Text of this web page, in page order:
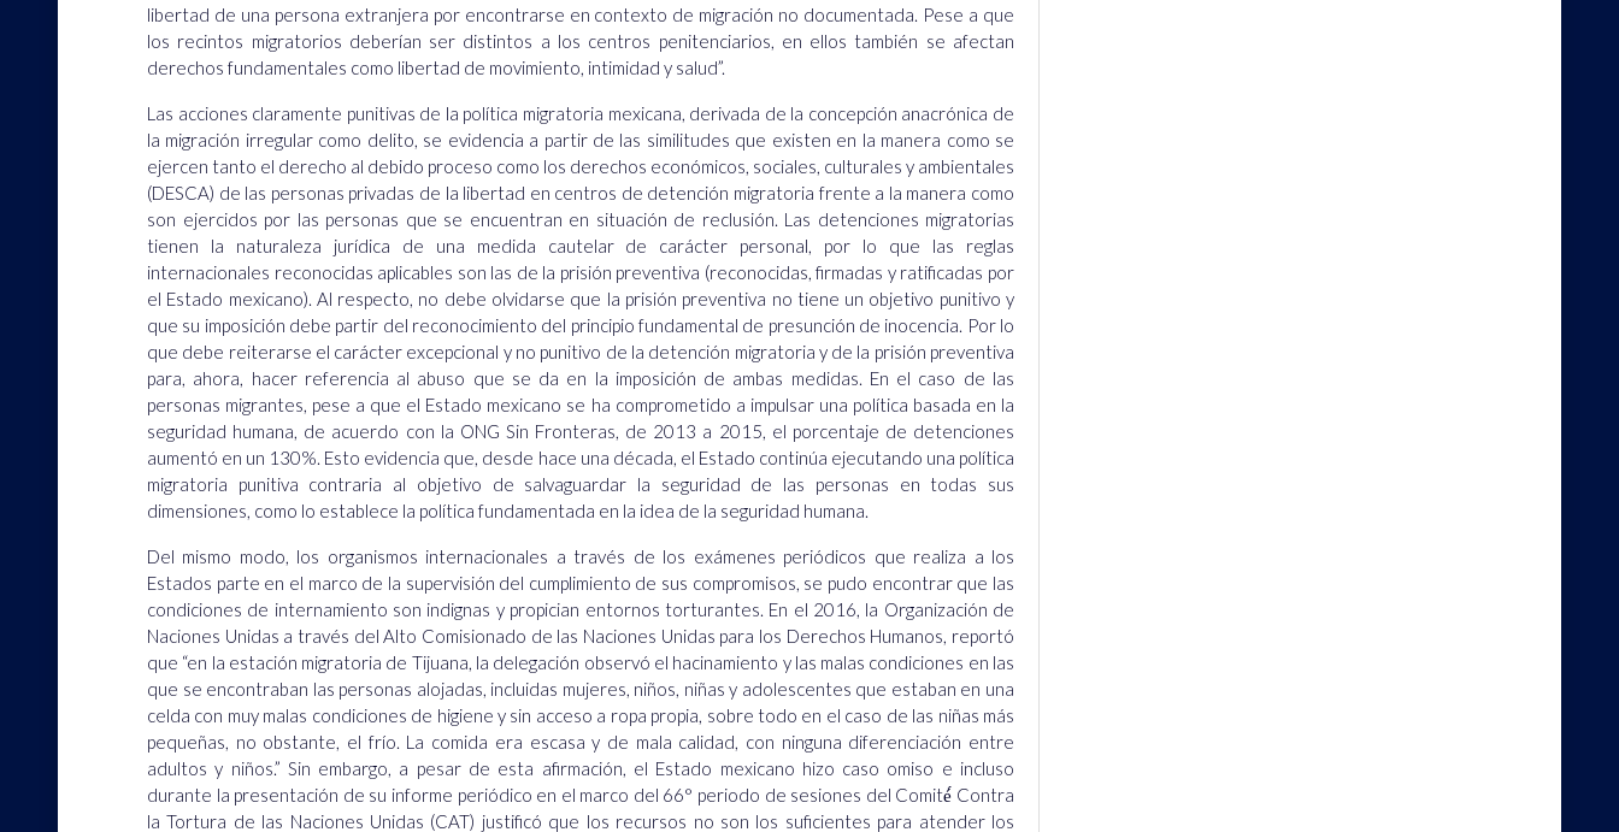
libertad de una persona extranjera por encontrarse en contexto de migración no documentada. Pese a que
los recintos migratorios deberían ser distintos a los centros penitenciarios, en ellos también se afectan
derechos fundamentales como libertad de movimiento, intimidad y salud”.
Las acciones claramente punitivas de la política migratoria mexicana, derivada de la concepción anacrónica de
la migración irregular como delito, se evidencia a partir de las similitudes que existen en la manera como se
ejercen tanto el derecho al debido proceso como los derechos económicos, sociales, culturales y ambientales
(DESCA) de las personas privadas de la libertad en centros de detención migratoria frente a la manera como
son ejercidos por las personas que se encuentran en situación de reclusión. Las detenciones migratorias
tienen la naturaleza jurídica de una medida cautelar de carácter personal, por lo que las reglas
internacionales reconocidas aplicables son las de la prisión preventiva (reconocidas, firmadas y ratificadas por
el Estado mexicano). Al respecto, no debe olvidarse que la prisión preventiva no tiene un objetivo punitivo y
que su imposición debe partir del reconocimiento del principio fundamental de presunción de inocencia. Por lo
que debe reiterarse el carácter excepcional y no punitivo de la detención migratoria y de la prisión preventiva
para, ahora, hacer referencia al abuso que se da en la imposición de ambas medidas. En el caso de las
personas migrantes, pese a que el Estado mexicano se ha comprometido a impulsar una política basada en la
seguridad humana, de acuerdo con la ONG Sin Fronteras, de 2013 a 2015, el porcentaje de detenciones
aumentó en un 130%. Esto evidencia que, desde hace una década, el Estado continúa ejecutando una política
migratoria punitiva contraria al objetivo de salvaguardar la seguridad de las personas en todas sus
dimensiones, como lo establece la política fundamentada en la idea de la seguridad humana.
Del mismo modo, los organismos internacionales a través de los exámenes periódicos que realiza a los
Estados parte en el marco de la supervisión del cumplimiento de sus compromisos, se pudo encontrar que las
condiciones de internamiento son indignas y propician entornos torturantes. En el 2016, la Organización de
Naciones Unidas a través del Alto Comisionado de las Naciones Unidas para los Derechos Humanos, reportó
que “en la estación migratoria de Tijuana, la delegación observó el hacinamiento y las malas condiciones en las
que se encontraban las personas alojadas, incluidas mujeres, niños, niñas y adolescentes que estaban en una
celda con muy malas condiciones de higiene y sin acceso a ropa propia, sobre todo en el caso de las niñas más
pequeñas, no obstante, el frío. La comida era escasa y de mala calidad, con ninguna diferenciación entre
adultos y niños.” Sin embargo, a pesar de esta afirmación, el Estado mexicano hizo caso omiso e incluso
durante la presentación de su informe periódico en el marco del 66° periodo de sesiones del Comité́ Contra
la Tortura de las Naciones Unidas (CAT) justificó que los recursos no son los suficientes para atender los